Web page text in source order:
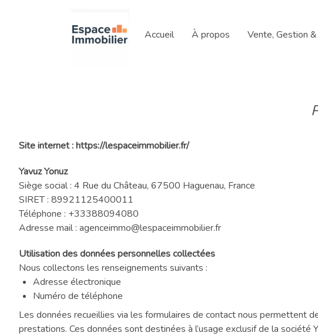
Accueil À propos Vente, Gestion
Site internet :https://lespaceimmobilier.fr/
Yavuz Yonuz
Siège social : 4 Rue du Château, 67500 Haguenau, France
SIRET : 89921125400011
Téléphone : +33388094080
Adresse mail : agenceimmo@lespaceimmobilier.fr
Utilisation des données personnelles collectées
Nous collectons les renseignements suivants :
Adresse électronique
Numéro de téléphone
Les données recueillies via les formulaires de contact nous permettent
prestations. Ces données sont destinées à l’usage exclusif de la société